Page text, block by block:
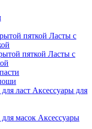
Ласты с
Ласты с
Аксессуары для
Аксессуары